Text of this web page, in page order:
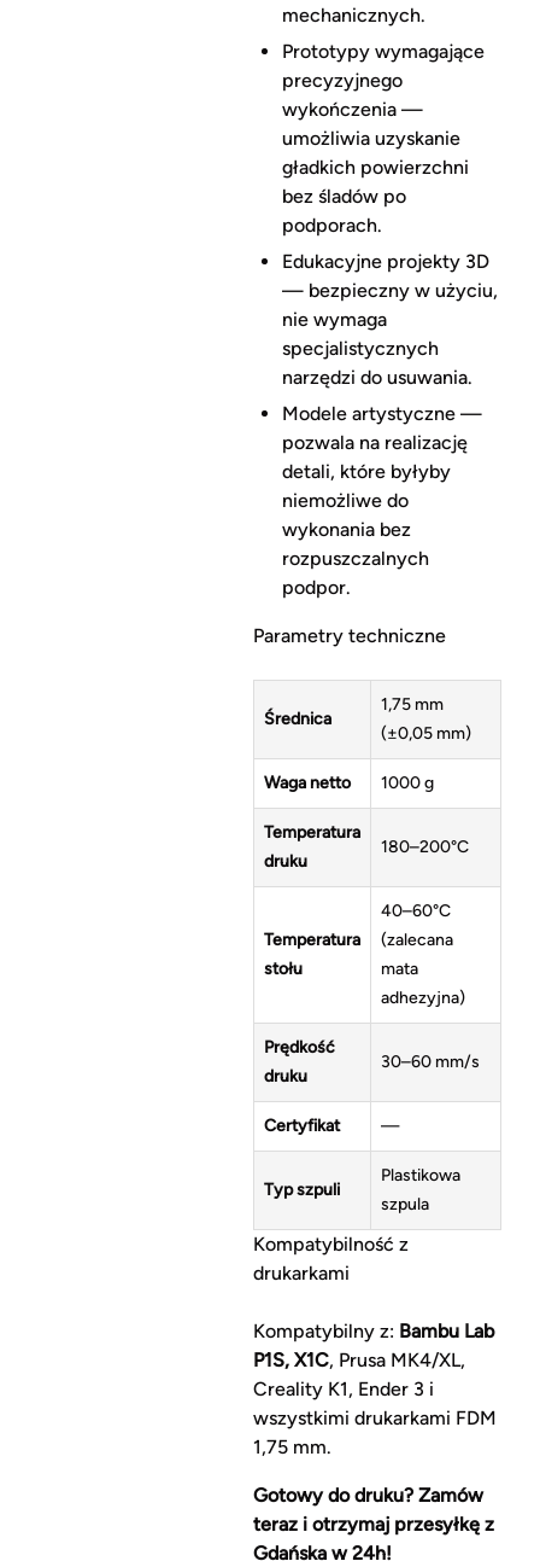
mechanicznych.
Prototypy wymagające
precyzyjnego
wykończenia —
umożliwia uzyskanie
gładkich powierzchni
bez śladów po
podporach.
Edukacyjne projekty 3D
— bezpieczny w użyciu,
nie wymaga
specjalistycznych
narzędzi do usuwania.
Modele artystyczne —
pozwala na realizację
detali, które byłyby
niemożliwe do
wykonania bez
rozpuszczalnych
podpor.
Parametry techniczne
Średnica
1,75 mm
(±0,05 mm)
Waga netto 1000 g
Temperatura
druku
180–200°C
Temperatura
stołu
40–60°C
(zalecana
mata
adhezyjna)
Prędkość
druku
30–60 mm/s
Certyfikat —
Typ szpuli
Plastikowa
szpula
Kompatybilność z
drukarkami
Kompatybilny z: Bambu Lab
P1S, X1C, Prusa MK4/XL,
Creality K1, Ender 3 i
wszystkimi drukarkami FDM
1,75 mm.
Gotowy do druku? Zamów
teraz i otrzymaj przesyłkę z
Gdańska w 24h!